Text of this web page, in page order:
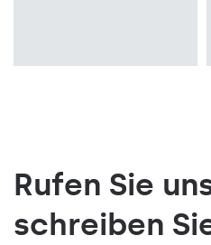
Rufen Sie
schreiben